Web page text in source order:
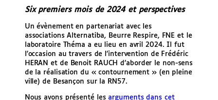
Six premiers mois de 2024 et perspectives
Un évènement en partenariat avec les
associations Alternatiba, Beurre Respire, FNE et le
laboratoire Théma a eu lieu en avril 2024. Il fut
l’occasion au travers de l’intervention de Frédéric
HERAN et de Benoit RAUCH d’aborder le non-sens
de la réalisation du « contournement » (en pleine
ville) de Besançon sur la RN57.
Nous avons présenté lesarguments dans cet